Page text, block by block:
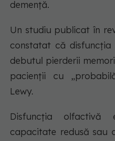
demență.
Un studiu publicat în
constatat că
debutul pierderii
pacienții cu
Lewy.
Disfuncția
capacitate redusă sau